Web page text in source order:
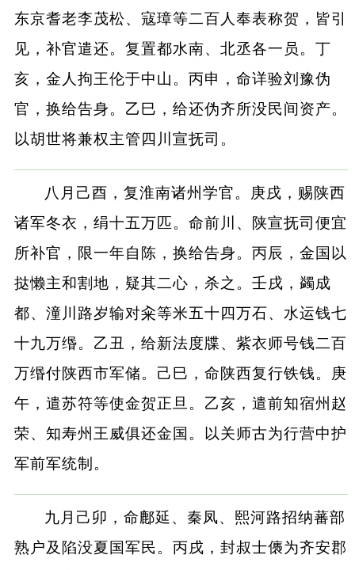
东京耆老李茂松、寇璋等二百人奉表称贺，皆引
见，补官遣还。复置都水南、北丞各一员。丁
亥，金人拘王伦于中山。丙申，命详验刘豫伪
官，换给告身。乙巳，给还伪齐所没民间资产。
以胡世将兼权主管四川宣抚司。
八月己酉，复淮南诸州学官。庚戌，赐陕西
诸军冬衣，绢十五万匹。命前川、陕宣抚司便宜
所补官，限一年自陈，换给告身。丙辰，金国以
挞懒主和割地，疑其二心，杀之。壬戌，蠲成
都、潼川路岁输对籴等米五十四万石、水运钱七
十九万缗。乙丑，给新法度牒、紫衣师号钱二百
万缗付陕西市军储。己巳，命陕西复行铁钱。庚
午，遣苏符等使金贺正旦。乙亥，遣前知宿州赵
荣、知寿州王威俱还金国。以关师古为行营中护
军前军统制。
九月己卯，命鄜延、秦凤、熙河路招纳蕃部
熟户及陷没夏国军民。丙戌，封叔士㒟为齐安郡